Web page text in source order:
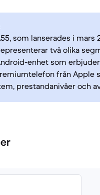
som lanserades i mars
två olika
enhet som
från Apple
prestandanivåer och